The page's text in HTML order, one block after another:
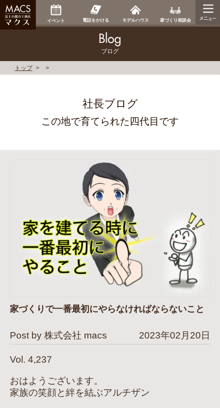
イベント 電話をかける モデルハウス 家づくり相談会
ブログ
トップ
社長ブログ
この地で育てられた四代目です
家づくりで一番最初にやらなければならないこと
Post by 株式会社 macs 2023年02月20日
Vol. 4,237
おはようございます。
家族の笑顔と絆を結ぶアルチザン